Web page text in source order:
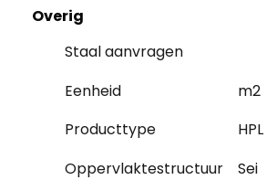
Overig
Staal aanvragen
Eenheid
m2
Producttype
HPL
Oppervlaktestructuur
Sei